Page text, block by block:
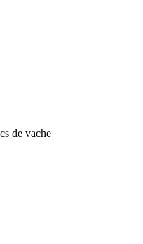
de vache